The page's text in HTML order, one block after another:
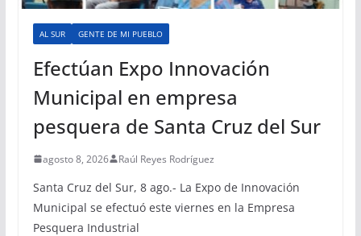
AL SUR GENTE DE MI PUEBLO
Efectúan Expo Innovación
Municipal en empresa
pesquera de Santa Cruz del Sur
agosto 8, 2026 Raúl Reyes Rodríguez
Santa Cruz del Sur, 8 ago.- La Expo de Innovación
Municipal se efectuó este viernes en la Empresa
Pesquera Industrial